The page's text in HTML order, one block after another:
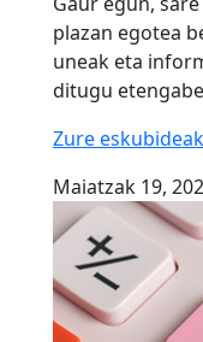
plazan egotea
uneak eta
ditugu
Zure eskubideak
Maiatzak 19,